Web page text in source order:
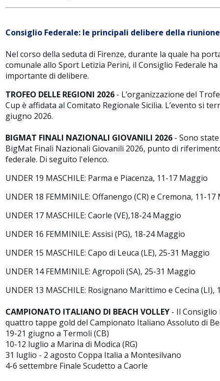
Consiglio Federale: le principali delibere della
Nel corso della seduta di Firenze, durante la quale ha
comunale allo Sport Letizia Perini, il Consiglio Federale
importante di delibere.
TROFEO DELLE REGIONI 2026 - L’organizzazione del
Cup è affidata al Comitato Regionale Sicilia. L’evento si
giugno 2026.
BIGMAT FINALI NAZIONALI GIOVANILI 2026 - Sono
BigMat Finali Nazionali Giovanili 2026, punto di
federale. Di seguito l'elenco.
UNDER 19 MASCHILE: Parma e Piacenza, 11-17 Maggio
UNDER 18 FEMMINILE: Offanengo (CR) e Cremona, 11-
UNDER 17 MASCHILE: Caorle (VE),18-24 Maggio
UNDER 16 FEMMINILE: Assisi (PG), 18-24 Maggio
UNDER 15 MASCHILE: Capo di Leuca (LE), 25-31 Maggio
UNDER 14 FEMMINILE: Agropoli (SA), 25-31 Maggio
UNDER 13 MASCHILE: Rosignano Marittimo e Cecina (LI),
CAMPIONATO ITALIANO DI BEACH VOLLEY - Il Consiglio
quattro tappe gold del Campionato Italiano Assoluto di
19-21 giugno a Termoli (CB)
10-12 luglio a Marina di Modica (RG)
31 luglio - 2 agosto Coppa Italia a Montesilvano
4-6 settembre Finale Scudetto a Caorle